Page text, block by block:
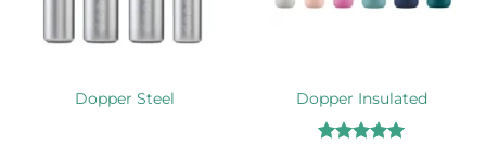
Dopper Steel Dopper Insulated